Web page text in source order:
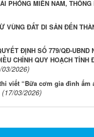
PHÓNG MIỀN NAM,
VÙNG ĐẤT DI SẢN ĐẾN
ĐỊNH SỐ 779/QĐ-UBND
CHỈNH QUY HOẠCH TỈNH
03/2026)
viết “Bữa cơm gia đình
(17/03/2026)